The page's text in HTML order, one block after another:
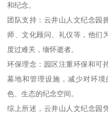
和纪念。
团队支持：云井山人文纪念园
师、文化顾问、礼仪等，他们
度过难关，缅怀逝者。
环保理念：园区注重环保和可
墓地和管理设施，减少对环
色、生态的纪念空间。
综上所述，云井山人文纪念园